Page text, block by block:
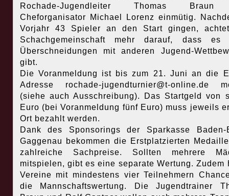
Rochade-Jugendleiter Thomas
Cheforganisator Michael Lorenz einmütig.
Vorjahr 43 Spieler an den Start gingen,
Schachgemeinschaft mehr darauf, dass es
Überschneidungen mit anderen Jugend-
gibt.
Die Voranmeldung ist bis zum 21. Juni an die
Adresse rochade-jugendturnier@t-online.de
(siehe auch Ausschreibung). Das Startgeld von
Euro (bei Voranmeldung fünf Euro) muss jeweils
Ort bezahlt werden.
Dank des Sponsorings der Sparkasse Baden-
Gaggenau bekommen die Erstplatzierten
zahlreiche Sachpreise. Sollten mehrere
mitspielen, gibt es eine separate Wertung. Zudem
Vereine mit mindestens vier Teilnehmern
die Mannschaftswertung. Die Jugendtrainer